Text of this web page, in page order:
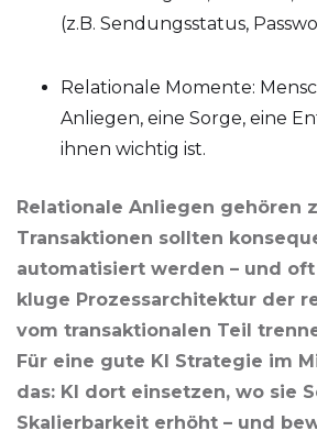
(z.B. Sendungsstatus,
Relationale Momente:
Anliegen, eine Sorge, eine
ihnen wichtig ist.
Relationale Anliegen gehören
Transaktionen sollten
automatisiert werden – und
kluge Prozessarchitektur der
vom transaktionalen Teil
Für eine gute KI Strategie im
das: KI dort einsetzen, wo sie
Skalierbarkeit erhöht – und